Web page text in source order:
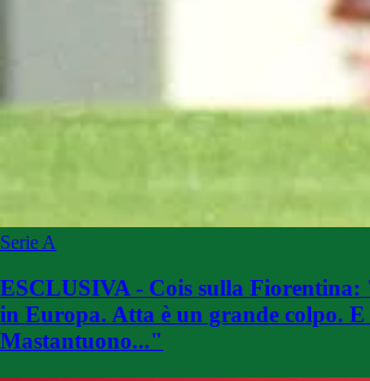
Serie A
ESCLUSIVA - Cois sulla
in Europa. Atta è un grande colpo. E
Mastantuono..."